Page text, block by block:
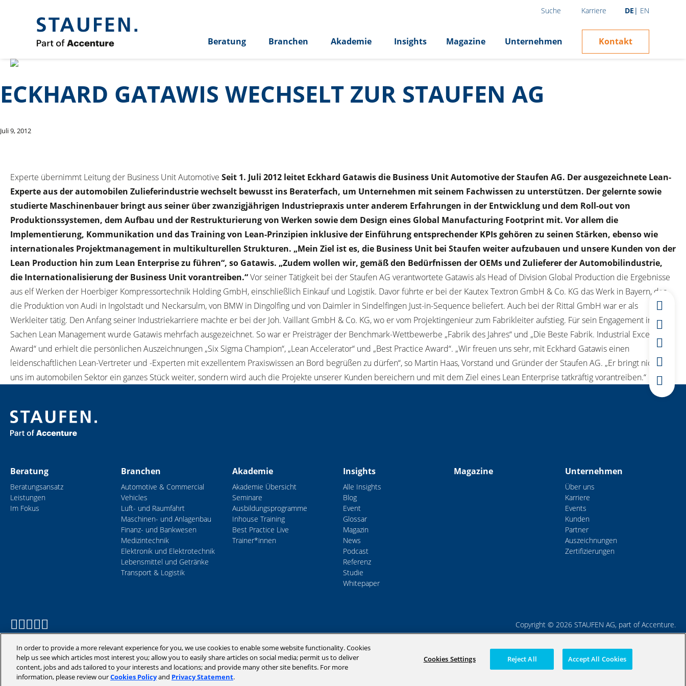
Suche Karriere DE EN
Beratung Branchen Akademie Insights Magazine Unternehmen Kontakt
ECKHARD GATAWIS WECHSELT ZUR STAUFEN AG
Juli 9, 2012
Experte übernimmt Leitung der Business Unit Automotive Seit 1. Juli 2012 leitet Eckhard Gatawis die Business Unit Automotive der Staufen AG. Der ausgezeichnete Lean-
Experte aus der automobilen Zulieferindustrie wechselt bewusst ins Beraterfach, um Unternehmen mit seinem Fachwissen zu unterstützen. Der gelernte sowie
studierte Maschinenbauer bringt aus seiner über zwanzigjährigen Industriepraxis unter anderem Erfahrungen in der Entwicklung und dem Roll-out von
Produktionssystemen, dem Aufbau und der Restrukturierung von Werken sowie dem Design eines Global Manufacturing Footprint mit. Vor allem die
Implementierung, Kommunikation und das Training von Lean-Prinzipien inklusive der Einführung entsprechender KPIs gehören zu seinen Stärken, ebenso wie
internationales Projektmanagement in multikulturellen Strukturen. „Mein Ziel ist es, die Business Unit bei Staufen weiter aufzubauen und unsere Kunden von der
Lean Production hin zum Lean Enterprise zu führen“, so Gatawis. „Zudem wollen wir, gemäß den Bedürfnissen der OEMs und Zulieferer der Automobilindustrie,
die Internationalisierung der Business Unit vorantreiben.“Vor seiner Tätigkeit bei der Staufen AG verantwortete Gatawis als Head of Division Global Production die Ergebnisse
aus elf Werken der Hoerbiger Kompressortechnik Holding GmbH, einschließlich Einkauf und Logistik. Davor führte er bei der Kautex Textron GmbH & Co. KG das Werk in Bayern, das
die Produktion von Audi in Ingolstadt und Neckarsulm, von BMW in Dingolfing und von Daimler in Sindelfingen Just-in-Sequence beliefert. Auch bei der Rittal GmbH war er als
Werkleiter tätig. Den Anfang seiner Industriekarriere machte er bei der Joh. Vaillant GmbH & Co. KG, wo er vom Projektingenieur zum Fabrikleiter aufstieg. Für sein Engagement in
Sachen Lean Management wurde Gatawis mehrfach ausgezeichnet. So war er Preisträger der Benchmark-Wettbewerbe „Fabrik des Jahres“ und „Die Beste Fabrik. Industrial Excellence
Award“ und erhielt die persönlichen Auszeichnungen „Six Sigma Champion“, „Lean Accelerator“ und „Best Practice Award“. „Wir freuen uns sehr, mit Eckhard Gatawis einen
leidenschaftlichen Lean-Vertreter und -Experten mit exzellentem Praxiswissen an Bord begrüßen zu dürfen“, so Martin Haas, Vorstand und Gründer der Staufen AG. „Er bringt nicht nur
uns im automobilen Sektor ein ganzes Stück weiter, sondern wird auch die Projekte unserer Kunden bereichern und mit dem Ziel eines Lean Enterprise tatkräftig vorantreiben.“
Beratung
Beratungsansatz
Leistungen
Im Fokus
Branchen
Automotive & Commercial
Vehicles
Luft- und Raumfahrt
Maschinen- und Anlagenbau
Finanz- und Bankwesen
Medizintechnik
Elektronik und Elektrotechnik
Lebensmittel und Getränke
Transport & Logistik
Akademie
Akademie Übersicht
Seminare
Ausbildungsprogramme
Inhouse Training
Best Practice Live
Trainer*innen
Insights
Alle Insights
Blog
Event
Glossar
Magazin
News
Podcast
Referenz
Studie
Whitepaper
Magazine Unternehmen
Über uns
Karriere
Events
Kunden
Partner
Auszeichnungen
Zertifizierungen
Copyright © 2026 STAUFEN AG, part of Accenture.
DatenschutzrichtlinienCookie PolicyImpressum / AGBCode of Conduct
In order to provide a more relevant experience for you, we use cookies to enable some website functionality. Cookies
help us see which articles most interest you; allow you to easily share articles on social media; permit us to deliver
content, jobs and ads tailored to your interests and locations; and provide many other site benefits. For more
information, please review ourCookies Policyand Privacy Statement.
Cookies Settings Reject All Accept All Cookies